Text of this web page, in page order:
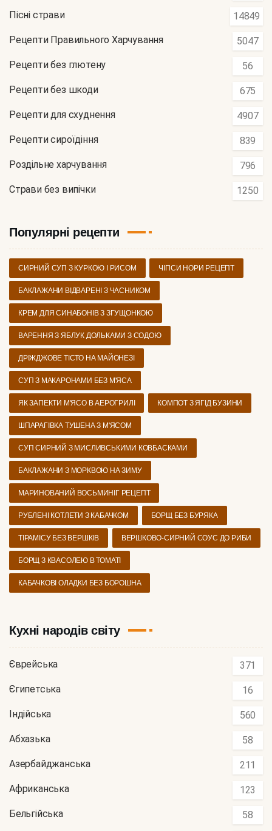
Пісні страви 14849
Рецепти Правильного Харчування 5047
Рецепти без глютену 56
Рецепти без шкоди 675
Рецепти для схуднення 4907
Рецепти сироїдіння 839
Роздільне харчування 796
Страви без випічки 1250
Популярні рецепти
СИРНИЙ СУП З КУРКОЮ І РИСОМ ЧІПСИ НОРИ РЕЦЕПТ
БАКЛАЖАНИ ВІДВАРЕНІ З ЧАСНИКОМ
КРЕМ ДЛЯ СИНАБОНІВ З ЗГУЩОНКОЮ
ВАРЕННЯ З ЯБЛУК ДОЛЬКАМИ З СОДОЮ
ДРІЖДЖОВЕ ТІСТО НА МАЙОНЕЗІ
СУП З МАКАРОНАМИ БЕЗ М'ЯСА
ЯК ЗАПЕКТИ М'ЯСО В АЕРОГРИЛІ КОМПОТ З ЯГІД БУЗИНИ
ШПАРАГІВКА ТУШЕНА З М'ЯСОМ
СУП СИРНИЙ З МИСЛИВСЬКИМИ КОВБАСКАМИ
БАКЛАЖАНИ З МОРКВОЮ НА ЗИМУ
МАРИНОВАНИЙ ВОСЬМИНІГ РЕЦЕПТ
РУБЛЕНІ КОТЛЕТИ З КАБАЧКОМ БОРЩ БЕЗ БУРЯКА
ТІРАМІСУ БЕЗ ВЕРШКІВ ВЕРШКОВО-СИРНИЙ СОУС ДО РИБИ
БОРЩ З КВАСОЛЕЮ В ТОМАТІ
КАБАЧКОВІ ОЛАДКИ БЕЗ БОРОШНА
Кухні народів світу
Єврейська 371
Єгипетська 16
Індійська 560
Абхазька 58
Азербайджанська 211
Африканська 123
Бельгійська 58